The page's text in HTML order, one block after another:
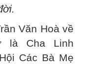
Văn Hoà về
là Cha Linh
Các Bà Mẹ